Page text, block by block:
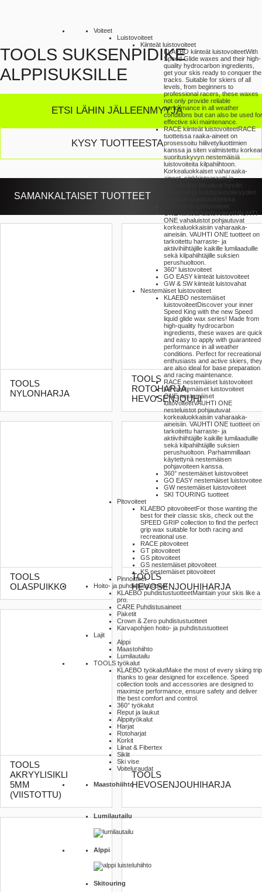
Voiteet
Luistovoiteet
Kiinteät luistovoiteet
KLAEBO kiinteät luistovoiteetWith
Speed Glide waxes and their high-
quality hydrocarbon ingredients,
get your skis ready to conquer the
tracks. Suitable for skiers of all
levels, from beginners to
professional racers, these waxes
not only provide reliable
performance in all weather
conditions but can also be used for
effective ski maintenance.
RACE kiinteät luistovoiteetRACE
tuotteissa raaka-aineet on
prosessoitu hiilivetyliuottimien
kanssa ja siten valmistettu
suorituskyvyn nestemäisiä
luistovoiteita kilpahiihtoon.
Korkealuokkaiset vaharaaka-
aineet, sinkkistearaatti ja
silikonivaha takaavat hyvän
toiminnan ja kulutuskestävyyden
kaikissa sääolosuhteissa
UP kiinteät luistovoiteet
ONE kiinteät luistovoiteetVAUHTI
ONE vahaluistot pohjautuvat
korkealuokkaisiin vaharaaka-
aineisiin. VAUHTI ONE tuotteet on
tarkoitettu harraste- ja
aktiivihiihtäjille kaikille lumilaaduille
sekä kilpahiihtäjille suksien
perushuoltoon.
360° luistovoiteet
GO EASY kiinteät luistovoiteet
GW & SW kiinteät luistovahat
Nestemäiset luistovoiteet
KLAEBO nestemäiset
luistovoiteetDiscover your inner
Speed King with the new Speed
liquid glide wax series! Made from
high-quality hydrocarbon
ingredients, these waxes are quick
and easy to apply with guaranteed
performance in all weather
conditions. Perfect for recreational
enthusiasts and active skiers, they
are also ideal for base preparation
and racing maintenance.
RACE nestemäiset luistovoiteet
UP nestemäiset luistovoiteet
ONE nestemäiset
luitovoiteetVAUHTI ONE
nesteluistot pohjautuvat
korkealuokkaisiin vaharaaka-
aineisiin. VAUHTI ONE tuotteet on
tarkoitettu harraste- ja
aktiivihiihtäjille kaikille lumilaaduille
sekä kilpahiihtäjille suksien
perushuoltoon. Parhaimmillaan
käytettynä nestemäisen
pohjavoiteen kanssa.
360° nestemäiset luistovoiteet
GO EASY nestemäiset
GW nestemäiset luistovoiteet
SKI TOURING tuotteet
Pitovoiteet
KLAEBO pitovoiteetFor those wanting the
best for their classic skis, check out the
SPEED GRIP collection to find the perfect
grip wax suitable for both racing and
recreational use.
RACE pitovoiteet
GT pitovoiteet
GS pitovoiteet
GS nestemäiset pitovoiteet
KS nestemäiset pitovoiteet
Pinnoitteet
Hoito- ja puhdistustuotteet
KLAEBO puhdistustuotteetMaintain your skis like a
pro.
CARE Puhdistusaineet
Paketit
Crown & Zero puhdistustuotteet
Karvapohjien hoito- ja puhdistustuotteet
Lajit
Alppi
Maastohiihto
Lumilautailu
TOOLS työkalut
KLAEBO työkalutMake the most of every skiing
thanks to gear designed for excellence. Speed
collection tools and accessories are designed to
maximize performance, ensure safety and deliver
the best comfort and control.
360° työkalut
Reput ja laukut
Alppityökalut
Harjat
Rotoharjat
Korkit
Liinat & Fibertex
Siklit
Ski vise
Voiteluraudat
Maastohiihto
Lumilautailu
Alppi
Skitouring
TOOLS SUKSENPIDIKE
ALPPISUKSILLE
ETSI LÄHIN JÄLLEENMYYJÄ
KYSY TUOTTEESTA
SAMANKALTAISET TUOTTEET
TOOLS
NYLONHARJA
TOOLS
ROTOHARJA,
HEVOSENJOUHI
TOOLS
OLASPUIKKO
TOOLS
HEVOSENJOUHIHARJA
TOOLS
AKRYYLISIKLI
5MM
(VIISTOTTU)
TOOLS
HEVOSENJOUHIHARJA